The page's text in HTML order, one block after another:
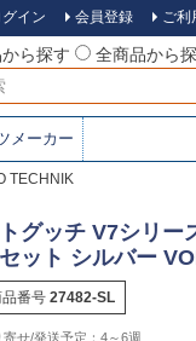
グイン 会員登録 ご利
から探す
全商品から
メーカー
TECHNIK
グッチ V7シリー
ット シルバー
番号 27482-SL
4～6週